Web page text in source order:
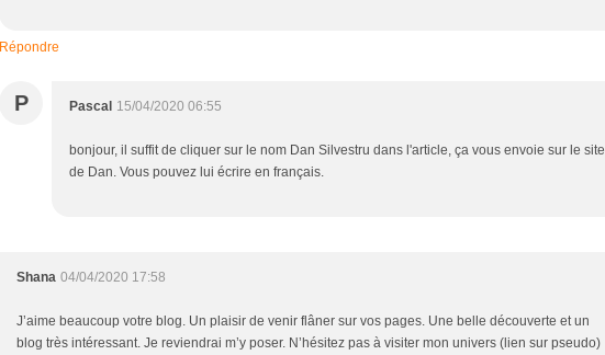
Répondre
P Pascal 15/04/2020 06:55
bonjour, il suffit de cliquer sur le nom Dan Silvestru dans l'article, ça vous envoie sur le site
de Dan. Vous pouvez lui écrire en français.
Shana 04/04/2020 17:58
J’aime beaucoup votre blog. Un plaisir de venir flâner sur vos pages. Une belle découverte et un
blog très intéressant. Je reviendrai m’y poser. N’hésitez pas à visiter mon univers (lien sur pseudo)